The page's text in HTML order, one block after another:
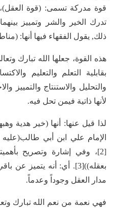
قوة مدركة تسمى: (قوة
تدرك الخير والشر وتمييز
ذلك, يقول الفقهاء فيها أنها:
هذه القوة، جعلها الله تبارك
بقابلية التعلم والتعليم
والتحليل والاستنتاج والتمييز
لأنها ذاتية فيمن تحل فيه.
لذا قيل عنها: أنها (خير هدية
الإمام علي ابن أبي
[2]، وفي إشارة وتصريح
بعقله))[3]. أي: أنه يتميز
مدار العقل وجوداً وعدماً.
فهي نعمة من نعم الله تبارك